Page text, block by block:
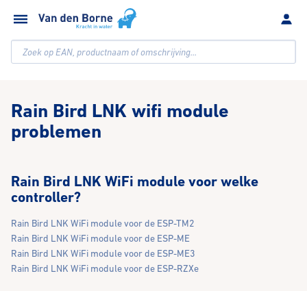
Zoek op EAN, productnaam of omschrijving...
Rain Bird LNK wifi module
problemen
Rain Bird LNK WiFi module voor welke
controller?
Rain Bird LNK WiFi module voor de ESP-TM2
Rain Bird LNK WiFi module voor de ESP-ME
Rain Bird LNK WiFi module voor de ESP-ME3
Rain Bird LNK WiFi module voor de ESP-RZXe